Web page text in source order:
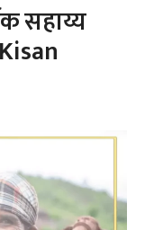
सहाय्य